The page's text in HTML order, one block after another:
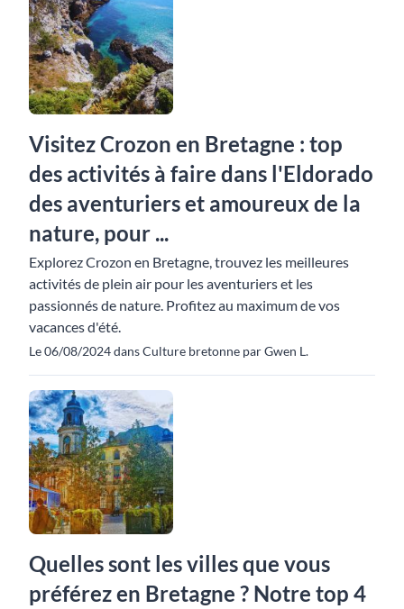
Visitez Crozon en Bretagne : top
des activités à faire dans l'Eldorado
des aventuriers et amoureux de la
nature, pour ...
Explorez Crozon en Bretagne, trouvez les meilleures
activités de plein air pour les aventuriers et les
passionnés de nature. Profitez au maximum de vos
vacances d'été.
Le 06/08/2024 dans Culture bretonne par Gwen L.
Quelles sont les villes que vous
préférez en Bretagne ? Notre top 4